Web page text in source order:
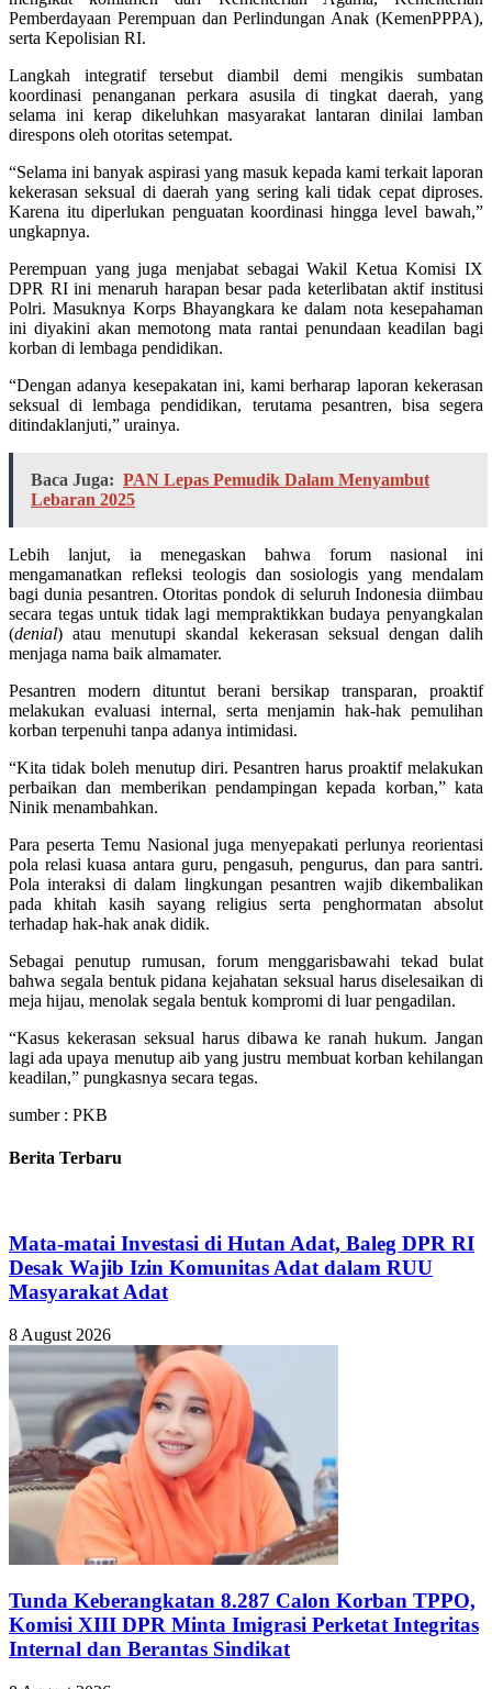
Pemberdayaan Perempuan dan Perlindungan Anak (KemenPPPA),
serta Kepolisian RI.
Langkah integratif tersebut diambil demi mengikis sumbatan
koordinasi penanganan perkara asusila di tingkat daerah, yang
selama ini kerap dikeluhkan masyarakat lantaran dinilai lamban
direspons oleh otoritas setempat.
“Selama ini banyak aspirasi yang masuk kepada kami terkait laporan
kekerasan seksual di daerah yang sering kali tidak cepat diproses.
Karena itu diperlukan penguatan koordinasi hingga level bawah,”
ungkapnya.
Perempuan yang juga menjabat sebagai Wakil Ketua Komisi IX
DPR RI ini menaruh harapan besar pada keterlibatan aktif institusi
Polri. Masuknya Korps Bhayangkara ke dalam nota kesepahaman
ini diyakini akan memotong mata rantai penundaan keadilan bagi
korban di lembaga pendidikan.
“Dengan adanya kesepakatan ini, kami berharap laporan kekerasan
seksual di lembaga pendidikan, terutama pesantren, bisa segera
ditindaklanjuti,” urainya.
Baca Juga: PAN Lepas Pemudik Dalam Menyambut
Lebaran 2025
Lebih lanjut, ia menegaskan bahwa forum nasional ini
mengamanatkan refleksi teologis dan sosiologis yang mendalam
bagi dunia pesantren. Otoritas pondok di seluruh Indonesia diimbau
secara tegas untuk tidak lagi mempraktikkan budaya penyangkalan
(denial) atau menutupi skandal kekerasan seksual dengan dalih
menjaga nama baik almamater.
Pesantren modern dituntut berani bersikap transparan, proaktif
melakukan evaluasi internal, serta menjamin hak-hak pemulihan
korban terpenuhi tanpa adanya intimidasi.
“Kita tidak boleh menutup diri. Pesantren harus proaktif melakukan
perbaikan dan memberikan pendampingan kepada korban,” kata
Ninik menambahkan.
Para peserta Temu Nasional juga menyepakati perlunya reorientasi
pola relasi kuasa antara guru, pengasuh, pengurus, dan para santri.
Pola interaksi di dalam lingkungan pesantren wajib dikembalikan
pada khitah kasih sayang religius serta penghormatan absolut
terhadap hak-hak anak didik.
Sebagai penutup rumusan, forum menggarisbawahi tekad bulat
bahwa segala bentuk pidana kejahatan seksual harus diselesaikan di
meja hijau, menolak segala bentuk kompromi di luar pengadilan.
“Kasus kekerasan seksual harus dibawa ke ranah hukum. Jangan
lagi ada upaya menutup aib yang justru membuat korban kehilangan
keadilan,” pungkasnya secara tegas.
sumber : PKB
Berita Terbaru
Mata-matai Investasi di Hutan Adat, Baleg DPR RI
Desak Wajib Izin Komunitas Adat dalam RUU
Masyarakat Adat
8 August 2026
Tunda Keberangkatan 8.287 Calon Korban TPPO,
Komisi XIII DPR Minta Imigrasi Perketat Integritas
Internal dan Berantas Sindikat